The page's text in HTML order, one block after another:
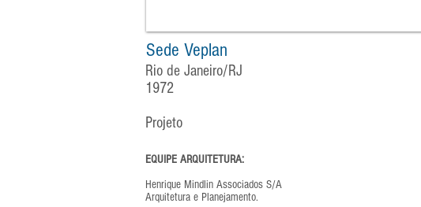
Sede Veplan
Rio de Janeiro/RJ
1972
Projeto
EQUIPE ARQUITETURA:
Henrique Mindlin Associados S/A
Arquitetura e Planejamento.